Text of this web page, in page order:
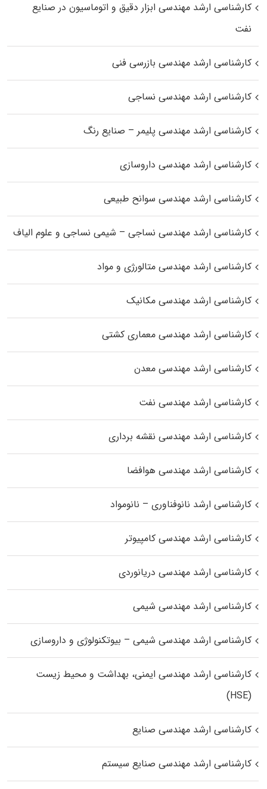
کارشناسی ارشد مهندسی ابزار دقیق و اتوماسیون در صنایع
نفت
کارشناسی ارشد مهندسی بازرسی فنی
کارشناسی ارشد مهندسی نساجی
کارشناسی ارشد مهندسی پلیمر – صنایع رنگ
کارشناسی ارشد مهندسی داروسازی
کارشناسی ارشد مهندسی سوانح طبیعی
کارشناسی ارشد مهندسی نساجی – شیمی نساجی و علوم الیاف
کارشناسی ارشد مهندسی متالورژی و مواد
کارشناسی ارشد مهندسی مکانیک
کارشناسی ارشد مهندسی معماری کشتی
کارشناسی ارشد مهندسی معدن
کارشناسی ارشد مهندسی نفت
کارشناسی ارشد مهندسی نقشه برداری
کارشناسی ارشد مهندسی هوافضا
کارشناسی ارشد نانوفناوری – نانومواد
کارشناسی ارشد مهندسی کامپیوتر
کارشناسی ارشد مهندسی دریانوردی
کارشناسی ارشد مهندسی شیمی
کارشناسی ارشد مهندسی شیمی – بیوتکنولوژی و داروسازی
کارشناسی ارشد مهندسی ایمنی، بهداشت و محیط زیست
(HSE)
کارشناسی ارشد مهندسی صنایع
کارشناسی ارشد مهندسی صنایع سیستم